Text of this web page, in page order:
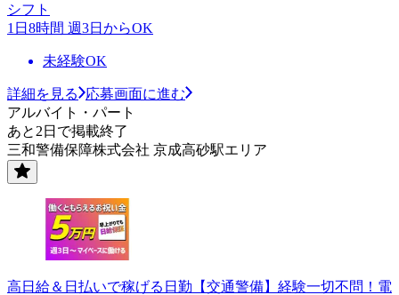
シフト
1日8時間 週3日からOK
未経験OK
詳細を見る
応募画面に進む
アルバイト・パート
あと2日で掲載終了
三和警備保障株式会社 京成高砂駅エリア
高日給＆日払いで稼げる日勤【交通警備】経験一切不問！電